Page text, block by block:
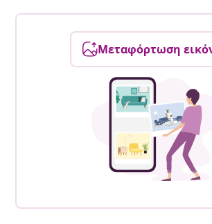
Μεταφόρτωση